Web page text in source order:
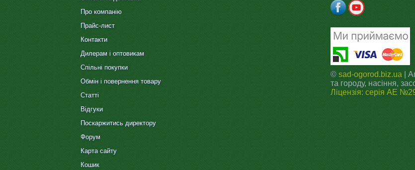
Про компанію
Прайс-лист
Контакти
Дилерам і оптовикам
Спільні покупки
Обмін і повернення товару
Статті
Відгуки
Поскаржитись директору
Форум
Карта сайту
Кошик
© sad-ogorod.biz.ua |
та городу, насіння,
Ліцензія: серія АЕ